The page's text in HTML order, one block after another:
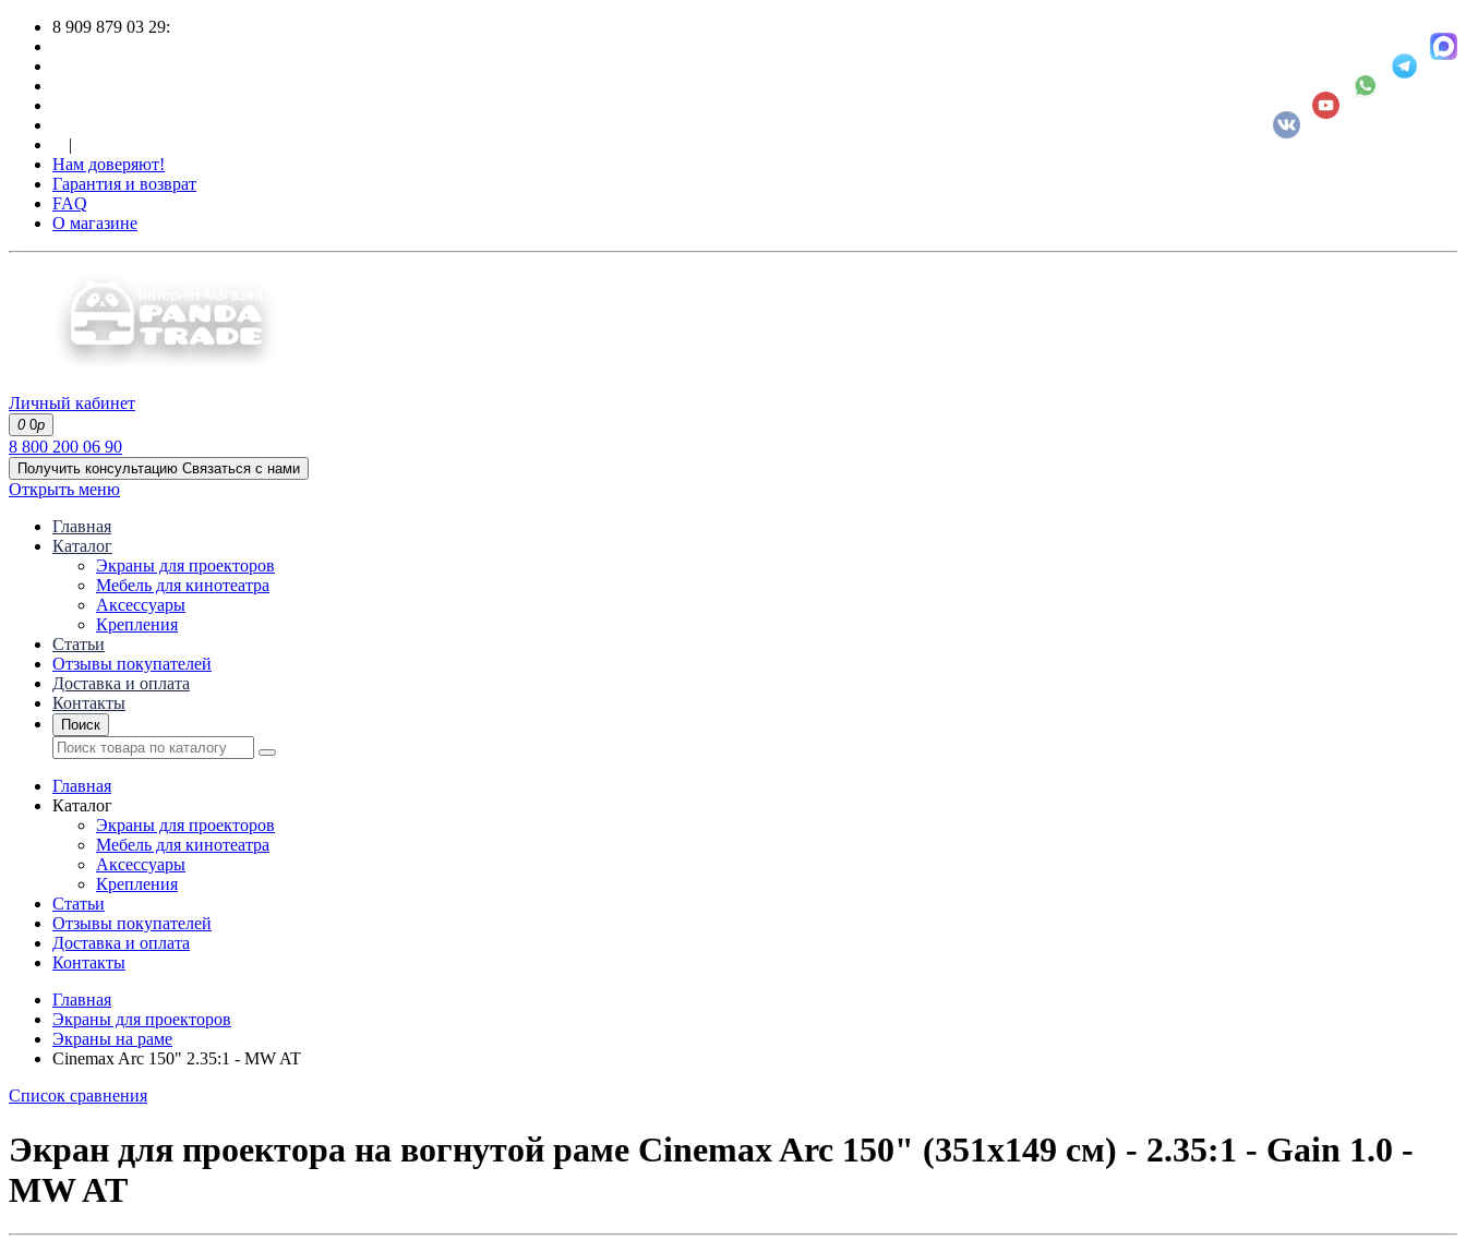
8 909 879 03 29:
|
Нам доверяют!
Гарантия и возврат
FAQ
О магазине
Личный кабинет
0 0р
8 800 200 06 90
Получить консультацию Связаться с нами
Открыть меню
Главная
Каталог
Экраны для проекторов
Mебель для кинотеатра
Аксессуары
Крепления
Статьи
Отзывы покупателей
Доставка и оплата
Контакты
Поиск
Главная
Каталог
Экраны для проекторов
Mебель для кинотеатра
Аксессуары
Крепления
Статьи
Отзывы покупателей
Доставка и оплата
Контакты
Главная
Экраны для проекторов
Экраны на раме
Cinemax Arc 150" 2.35:1 - MW AT
Список сравнения
Экран для проектора на вогнутой раме Cinemax Arc 150" (351x149 см) - 2.35:1 - Gain 1.0 -
MW AT